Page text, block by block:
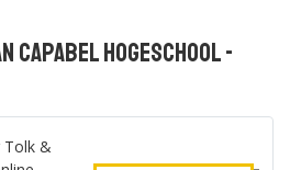
Capabel Hogeschool -
Tolk &